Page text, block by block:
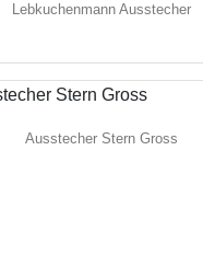
Lebkuchenmann Ausstecher
Ausstecher Stern Gross